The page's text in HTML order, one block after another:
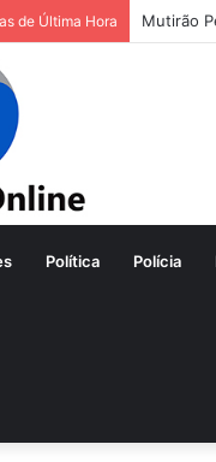
de Última Hora Mutirão
Política Polícia